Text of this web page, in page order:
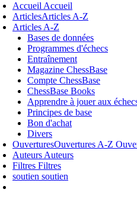
Accueil Accueil
ArticlesArticles A-Z
Articles A-Z
Bases de données
Programmes d'échecs
Entraînement
Magazine ChessBase
Compte ChessBase
ChessBase Books
Apprendre à jouer aux
Principes de base
Bon d'achat
Divers
OuverturesOuvertures A-Z
Auteurs Auteurs
Filtres Filtres
soutien soutien